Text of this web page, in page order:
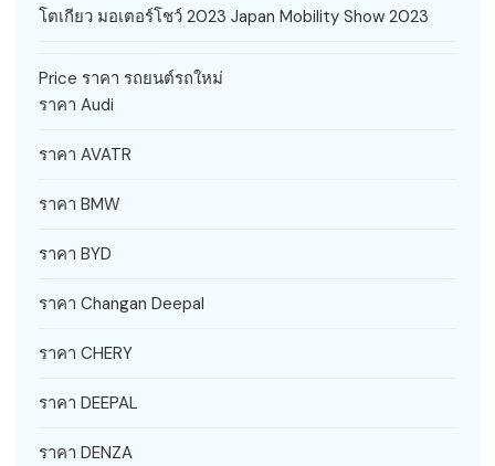
โตเกียว มอเตอร์โชว์ 2023 Japan Mobility Show 2023
Price ราคา รถยนต์รถใหม่
ราคา Audi
ราคา AVATR
ราคา BMW
ราคา BYD
ราคา Changan Deepal
ราคา CHERY
ราคา DEEPAL
ราคา DENZA